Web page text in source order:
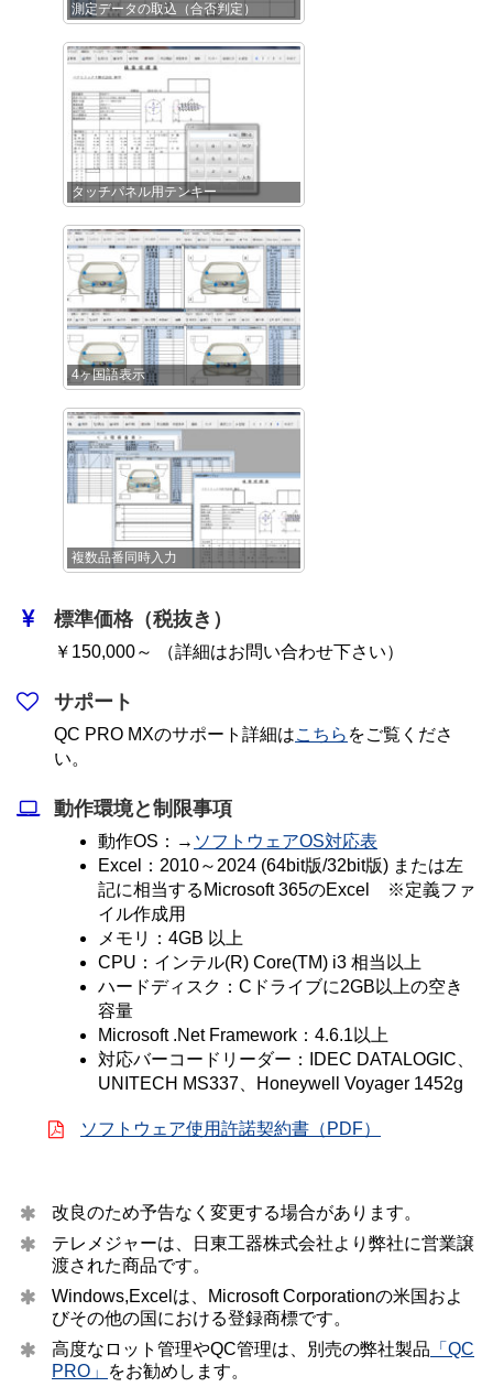
測定データの取込（合否判定）
タッチパネル用テンキー
4ヶ国語表示
複数品番同時入力
標準価格（税抜き）
￥150,000～ （詳細はお問い合わせ下さい）
サポート
QC PRO MXのサポート詳細はこちら をご覧くださ
い。
動作環境と制限事項
動作OS：→ ソフトウェアOS対応表
Excel：2010～2024 (64bit版/32bit版) または左
記に相当するMicrosoft 365のExcel ※定義ファ
イル作成用
メモリ：4GB 以上
CPU：インテル(R) Core(TM) i3 相当以上
ハードディスク：Cドライブに2GB以上の空き
容量
Microsoft .Net Framework：4.6.1以上
対応バーコードリーダー：IDEC DATALOGIC、
UNITECH MS337、Honeywell Voyager 1452g
ソフトウェア使用許諾契約書（PDF）
改良のため予告なく変更する場合があります。
テレメジャーは、日東工器株式会社より弊社に営業譲
渡された商品です。
Windows,Excelは、Microsoft Corporationの米国およ
びその他の国における登録商標です。
高度なロット管理やQC管理は、別売の弊社製品 「QC
PRO」
をお勧めします。